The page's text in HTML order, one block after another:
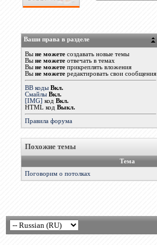
Ваши права в разделе
Вы не можетесоздавать новые темы
Вы не можетеотвечать в темах
Вы не можетеприкреплять вложения
Вы не можетередактировать свои сообщения
BB коды Вкл.
Смайлы Вкл.
[IMG] код Вкл.
HTML код Выкл.
Правила форума
Похожие темы
Тема
Поговорим о потолках